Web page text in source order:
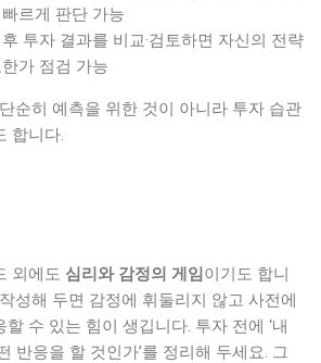
르게 판단 가능
투자 결과를 비교·검토하면 자신의 전략
가 점검 가능
순히 예측을 위한 것이 아니라 투자 습관
합니다.
외에도 심리와 감정의 게임 이기도 합니
성해 두면 감정에 휘둘리지 않고 사전에
수 있는 힘이 생깁니다. 투자 전에 ‘내
반응을 할 것인가’를 정리해 두세요. 그